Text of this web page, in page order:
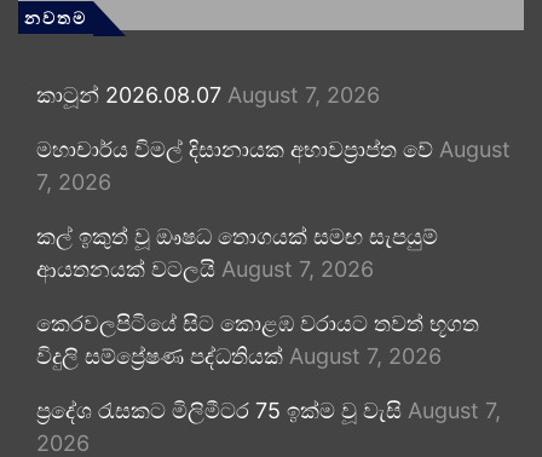
නවතම
කාටූන් 2026.08.07 August 7, 2026
මහාචාර්ය විමල් දිසානායක අභාවප්‍රාප්ත වේ August
7, 2026
කල් ඉකුත් වූ ඖෂධ තොගයක් සමඟ සැපයුම්
ආයතනයක් වටලයි August 7, 2026
කෙරවලපිටියේ සිට කොළඹ වරායට තවත් භූගත
විදුලි සම්ප්‍රේෂණ පද්ධතියක් August 7, 2026
ප්‍රදේශ රැසකට මිලිමීටර 75 ඉක්ම වූ වැසි August 7,
2026